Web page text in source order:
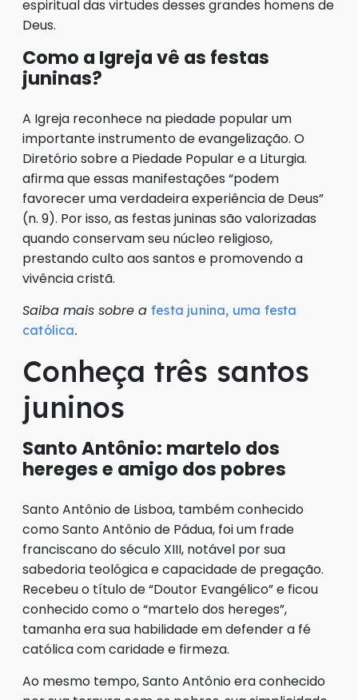
espiritual das virtudes desses grandes homens de
Deus.
Como a Igreja vê as festas
juninas?
A Igreja reconhece na piedade popular um
importante instrumento de evangelização. O
Diretório sobre a Piedade Popular e a Liturgia.
afirma que essas manifestações “podem
favorecer uma verdadeira experiência de Deus”
(n. 9). Por isso, as festas juninas são valorizadas
quando conservam seu núcleo religioso,
prestando culto aos santos e promovendo a
vivência cristã.
Saiba mais sobre a festa junina, uma festa
católica.
Conheça três santos
juninos
Santo Antônio: martelo dos
hereges e amigo dos pobres
Santo Antônio de Lisboa, também conhecido
como Santo Antônio de Pádua, foi um frade
franciscano do século XIII, notável por sua
sabedoria teológica e capacidade de pregação.
Recebeu o título de “Doutor Evangélico” e ficou
conhecido como o “martelo dos hereges”,
tamanha era sua habilidade em defender a fé
católica com caridade e firmeza.
Ao mesmo tempo, Santo Antônio era conhecido